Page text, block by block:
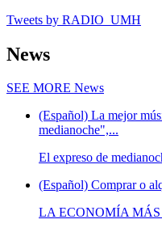
Tweets by RADIO_UMH
News
SEE MORE News
(Español) La mejor
medianoche",...
El expreso de
(Español) Comprar o
LA ECONOMÍA